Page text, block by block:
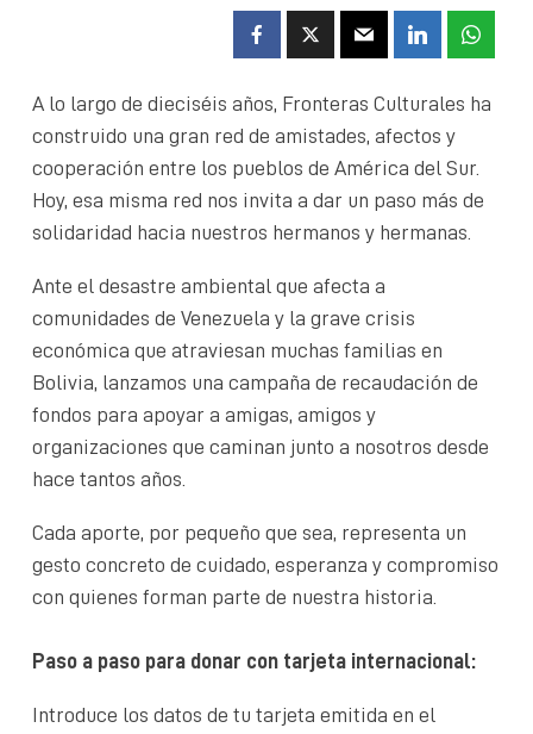
A lo largo de dieciséis años, Fronteras Culturales ha
construido una gran red de amistades, afectos y
cooperación entre los pueblos de América del Sur.
Hoy, esa misma red nos invita a dar un paso más de
solidaridad hacia nuestros hermanos y hermanas.
Ante el desastre ambiental que afecta a
comunidades de Venezuela y la grave crisis
económica que atraviesan muchas familias en
Bolivia, lanzamos una campaña de recaudación de
fondos para apoyar a amigas, amigos y
organizaciones que caminan junto a nosotros desde
hace tantos años.
Cada aporte, por pequeño que sea, representa un
gesto concreto de cuidado, esperanza y compromiso
con quienes forman parte de nuestra historia.
Paso a paso para donar con tarjeta internacional:
Introduce los datos de tu tarjeta emitida en el